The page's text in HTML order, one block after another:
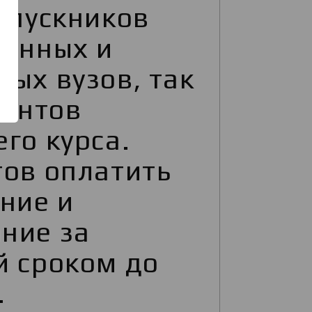
и
вузов, так
курса.
оплатить
и
за
сроком до